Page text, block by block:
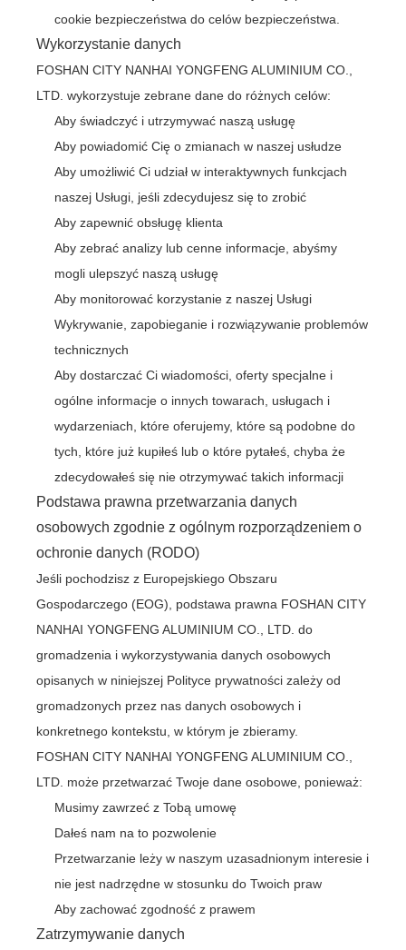
cookie bezpieczeństwa do celów bezpieczeństwa.
Wykorzystanie danych
FOSHAN CITY NANHAI YONGFENG ALUMINIUM CO.,
LTD. wykorzystuje zebrane dane do różnych celów:
Aby świadczyć i utrzymywać naszą usługę
Aby powiadomić Cię o zmianach w naszej usłudze
Aby umożliwić Ci udział w interaktywnych funkcjach
naszej Usługi, jeśli zdecydujesz się to zrobić
Aby zapewnić obsługę klienta
Aby zebrać analizy lub cenne informacje, abyśmy
mogli ulepszyć naszą usługę
Aby monitorować korzystanie z naszej Usługi
Wykrywanie, zapobieganie i rozwiązywanie problemów
technicznych
Aby dostarczać Ci wiadomości, oferty specjalne i
ogólne informacje o innych towarach, usługach i
wydarzeniach, które oferujemy, które są podobne do
tych, które już kupiłeś lub o które pytałeś, chyba że
zdecydowałeś się nie otrzymywać takich informacji
Podstawa prawna przetwarzania danych
osobowych zgodnie z ogólnym rozporządzeniem o
ochronie danych (RODO)
Jeśli pochodzisz z Europejskiego Obszaru
Gospodarczego (EOG), podstawa prawna FOSHAN CITY
NANHAI YONGFENG ALUMINIUM CO., LTD. do
gromadzenia i wykorzystywania danych osobowych
opisanych w niniejszej Polityce prywatności zależy od
gromadzonych przez nas danych osobowych i
konkretnego kontekstu, w którym je zbieramy.
FOSHAN CITY NANHAI YONGFENG ALUMINIUM CO.,
LTD. może przetwarzać Twoje dane osobowe, ponieważ:
Musimy zawrzeć z Tobą umowę
Dałeś nam na to pozwolenie
Przetwarzanie leży w naszym uzasadnionym interesie i
nie jest nadrzędne w stosunku do Twoich praw
Aby zachować zgodność z prawem
Zatrzymywanie danych